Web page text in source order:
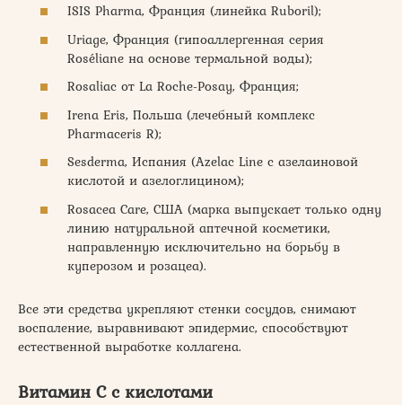
ISIS Pharma, Франция (линейка Ruboril);
Uriage, Франция (гипоаллергенная серия
Roséliane на основе термальной воды);
Rosaliaс от La Roche-Posay, Франция;
Irena Eris, Польша (лечебный комплекс
Pharmaceris R);
Sesderma, Испания (Azelac Line с азелаиновой
кислотой и азелоглицином);
Rosacea Care, CША (марка выпускает только одну
линию натуральной аптечной косметики,
направленную исключительно на борьбу в
куперозом и розацеа).
Все эти средства укрепляют стенки сосудов, снимают
воспаление, выравнивают эпидермис, способствуют
естественной выработке коллагена.
Витамин C с кислотами